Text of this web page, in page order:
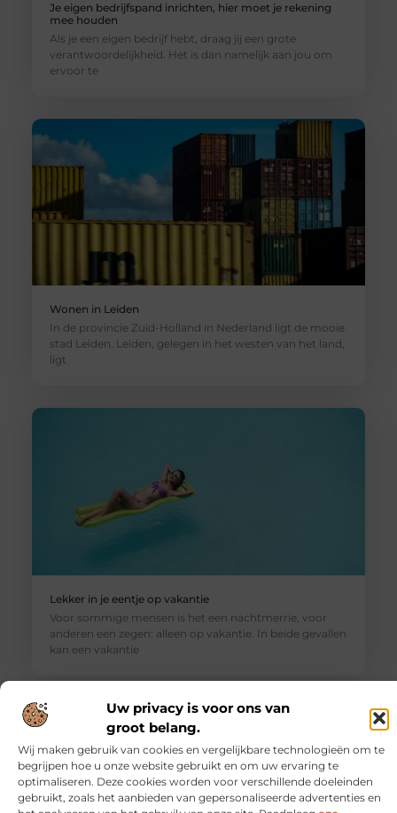
Uw privacy is voor ons van
groot belang.
Wij maken gebruik van cookies en vergelijkbare technologieën om te
begrijpen hoe u onze website gebruikt en om uw ervaring te
optimaliseren. Deze cookies worden voor verschillende doeleinden
gebruikt, zoals het aanbieden van gepersonaliseerde advertenties en
Je eigen bedrijfspand inrichten, hier moet je rekening
mee houden
Als je een eigen bedrijf hebt, draag jij een grote
verantwoordelijkheid. Het is dan namelijk aan jou om
ervoor te
Wonen in Leiden
In de provincie Zuid-Holland in Nederland ligt de mooie
stad Leiden. Leiden, gelegen in het westen van het land,
ligt
Lekker in je eentje op vakantie
Voor sommige mensen is het een nachtmerrie, voor
anderen een zegen: alleen op vakantie. In beide gevallen
kan een vakantie